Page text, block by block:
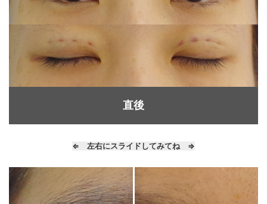
直後
⇐ 左右にスライドしてみてね ⇒